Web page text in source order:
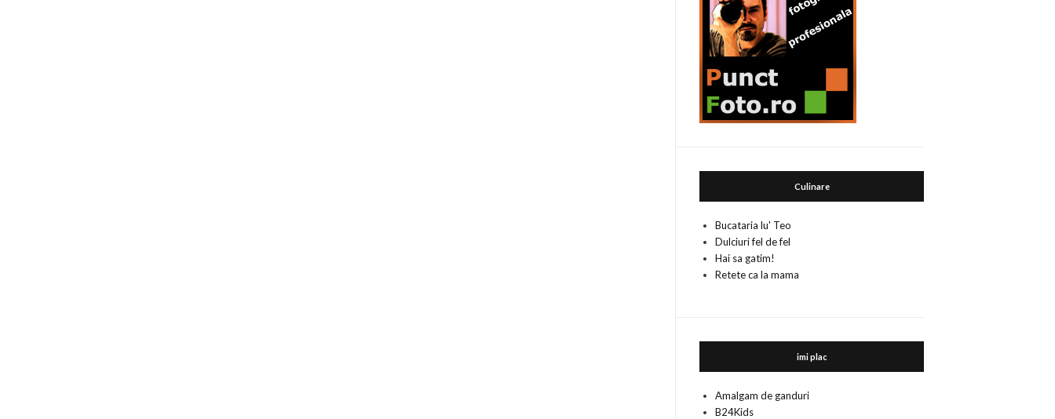
Culinare
Bucataria lu' Teo
Dulciuri fel de fel
Hai sa gatim!
Retete ca la mama
imi plac
Amalgam de ganduri
B24Kids